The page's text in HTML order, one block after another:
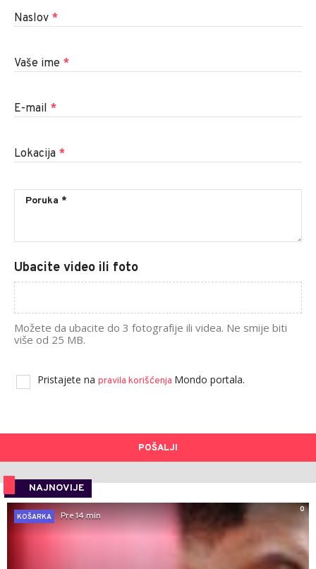
Naslov *
Vaše ime *
E-mail *
Lokacija *
Ubacite video ili foto
Možete da ubacite do 3 fotografije ili videa. Ne smije biti
više od 25 MB.
Pristajete na pravila korišćenja Mondo portala.
POŠALJI
NAJNOVIJE
0
KOŠARKA
Pre 14 min